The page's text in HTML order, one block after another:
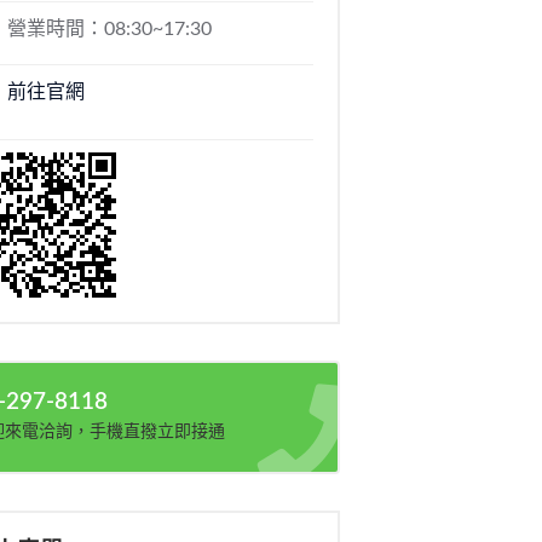
營業時間：08:30~17:30
前往官網
297-8118
來電洽詢，手機直撥立即接通